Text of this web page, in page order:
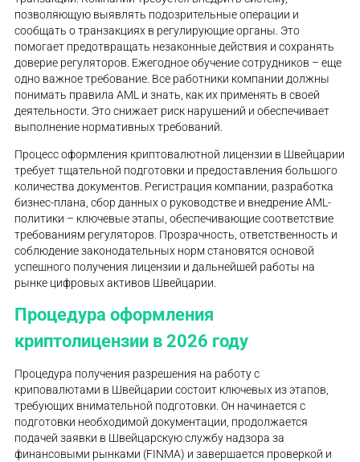
позволяющую выявлять подозрительные операции и
сообщать о транзакциях в регулирующие органы. Это
помогает предотвращать незаконные действия и сохранять
доверие регуляторов. Ежегодное обучение сотрудников – еще
одно важное требование. Все работники компании должны
понимать правила AML и знать, как их применять в своей
деятельности. Это снижает риск нарушений и обеспечивает
выполнение нормативных требований.
Процесс оформления криптовалютной лицензии в Швейцарии
требует тщательной подготовки и предоставления большого
количества документов. Регистрация компании, разработка
бизнес-плана, сбор данных о руководстве и внедрение AML-
политики – ключевые этапы, обеспечивающие соответствие
требованиям регуляторов. Прозрачность, ответственность и
соблюдение законодательных норм становятся основой
успешного получения лицензии и дальнейшей работы на
рынке цифровых активов Швейцарии.
Процедура оформления
криптолицензии в 2026 году
Процедура получения разрешения на работу с
криповалютами в Швейцарии состоит ключевых из этапов,
требующих внимательной подготовки. Он начинается с
подготовки необходимой документации, продолжается
подачей заявки в Швейцарскую службу надзора за
финансовыми рынками (FINMA) и завершается проверкой и